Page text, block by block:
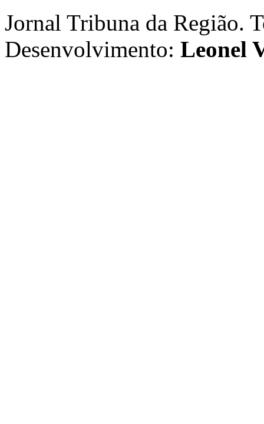
Jornal Tribuna da Região.
Desenvolvimento: Leonel